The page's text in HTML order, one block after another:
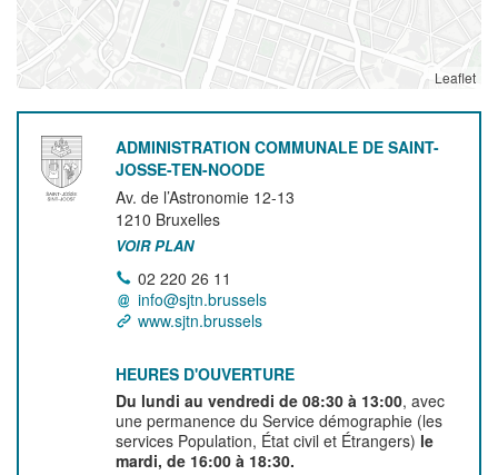
Leaflet
ADMINISTRATION COMMUNALE DE SAINT-
JOSSE-TEN-NOODE
Av. de l’Astronomie 12-13
1210 Bruxelles
VOIR PLAN
02 220 26 11
info@sjtn.brussels
www.sjtn.brussels
HEURES D'OUVERTURE
Du lundi au vendredi de 08:30 à 13:00, avec
une permanence du Service démographie (les
services Population, État civil et Étrangers) le
mardi, de 16:00 à 18:30.